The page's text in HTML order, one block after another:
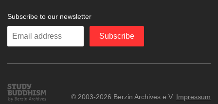
Subscribe to our newsletter
Enter
Subscribe
Study
Buddhism
© 2003-2026 Berzin Archives e.V. Impressum